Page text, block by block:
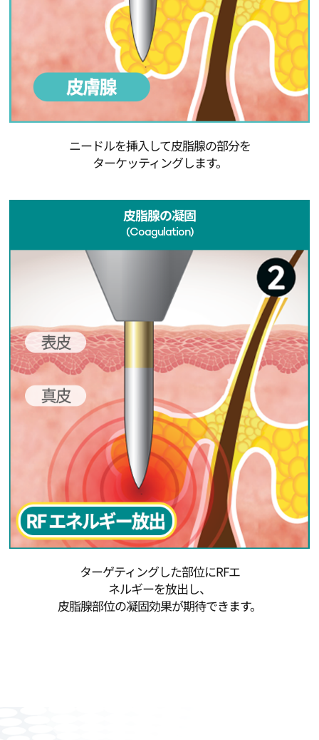
ニードルを挿入して皮脂腺の部分を
ターケッティングします。
皮脂腺の凝固
(Coagulation)
ターゲティングした部位にRFエ
ネルギーを放出し、
皮脂腺部位の凝固効果が期待できます。